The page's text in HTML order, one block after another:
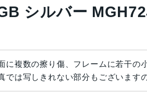
シルバー
に複数の擦り傷、フレームに若干の
では写しきれない部分もございます